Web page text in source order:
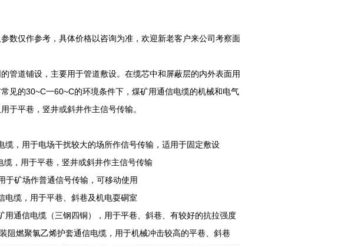
数仅作参考，具体价格以咨询为准，欢迎新老客户来公司考察面
管道铺设，主要用于管道敷设。在缆芯中和屏蔽层的内外表面用
见的30~C一60~C的环境条件下，煤矿用通信电缆的机械和电气
于平巷，竖井或斜井作主信号传输。
，用于电场干扰较大的场所作信号传输，适用于固定敷设
，用于平巷，竖井或斜井作主信号传输
于矿场作普通信号传输，可移动使用
电缆，用于平巷、斜巷及机电耍硐室
通信电缆（三钢四铜），用于平巷、斜巷、有较好的抗拉强度
阻燃聚氯乙烯护套通信电缆，用于机械冲击较高的平巷、斜巷